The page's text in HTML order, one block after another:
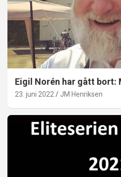
Eigil Norén har gått bort:
23. juni 2022 JM Henriksen